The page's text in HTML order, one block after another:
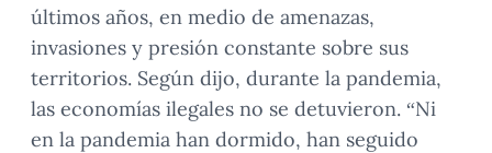
últimos años, en medio de amenazas,
invasiones y presión constante sobre sus
territorios. Según dijo, durante la pandemia,
las economías ilegales no se detuvieron. “Ni
en la pandemia han dormido, han seguido